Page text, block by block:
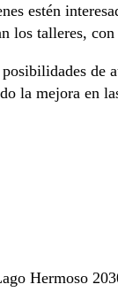
estén
los talleres,
de
la mejora en
Hermoso